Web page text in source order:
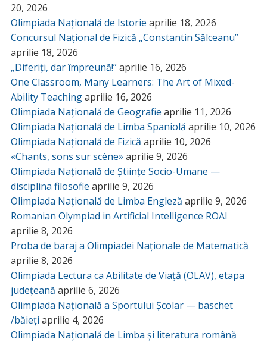
20, 2026
Olimpiada Națională de Istorie aprilie 18, 2026
Concursul Național de Fizică „Constantin Sălceanu”
aprilie 18, 2026
„Diferiți, dar împreună!”aprilie 16, 2026
One Classroom, Many Learners: The Art of Mixed-
Ability Teachingaprilie 16, 2026
Olimpiada Națională de Geografie aprilie 11, 2026
Olimpiada Națională de Limba Spaniolă aprilie 10, 2026
Olimpiada Națională de Fizică aprilie 10, 2026
«Chants, sons sur scène» aprilie 9, 2026
Olimpiada Națională de Științe Socio-Umane —
disciplina filosofie aprilie 9, 2026
Olimpiada Națională de Limba Engleză aprilie 9, 2026
Romanian Olympiad in Artificial Intelligence ROAI
aprilie 8, 2026
Proba de baraj a Olimpiadei Naționale de Matematică
aprilie 8, 2026
Olimpiada Lectura ca Abilitate de Viață (OLAV), etapa
județeană aprilie 6, 2026
Olimpiada Națională a Sportului Școlar — baschet
/băieți aprilie 4, 2026
Olimpiada Națională de Limba și literatura română